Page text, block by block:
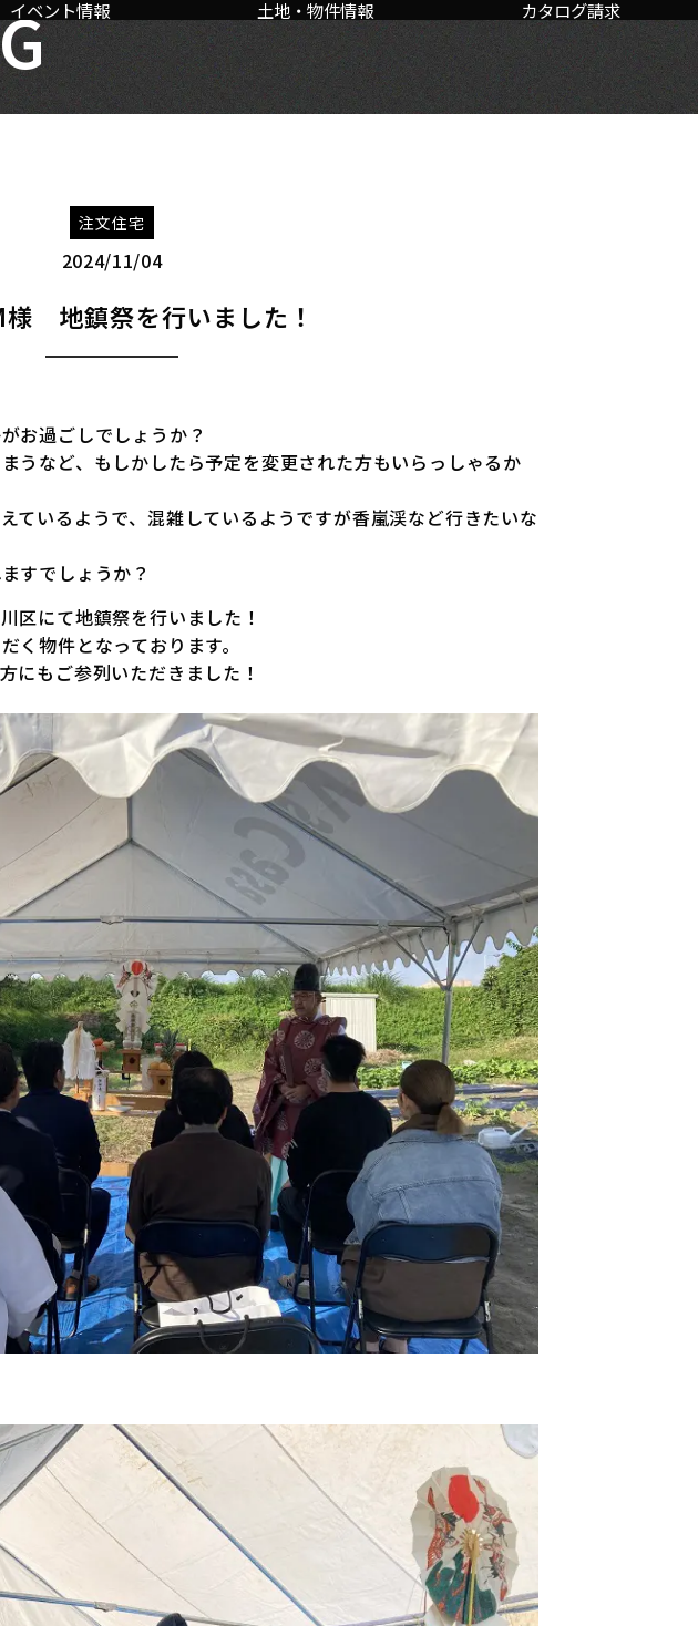
イベント情報 土地・物件情報 カタログ請求
注文住宅
2024/11/04
様 地鎮祭を行いました！
お過ごしでしょうか？
うなど、もしかしたら予定を変更された方もいらっしゃるか
ているようで、混雑しているようですが香嵐渓など行きたいな
すでしょうか？
区にて地鎮祭を行いました！
く物件となっております。
にもご参列いただきました！